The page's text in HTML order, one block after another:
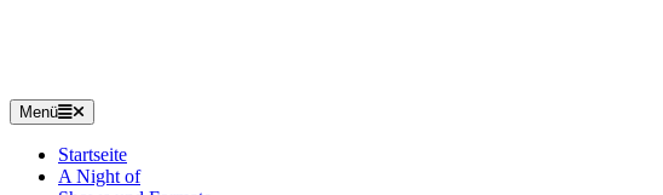
Menü
Startseite
A Night of